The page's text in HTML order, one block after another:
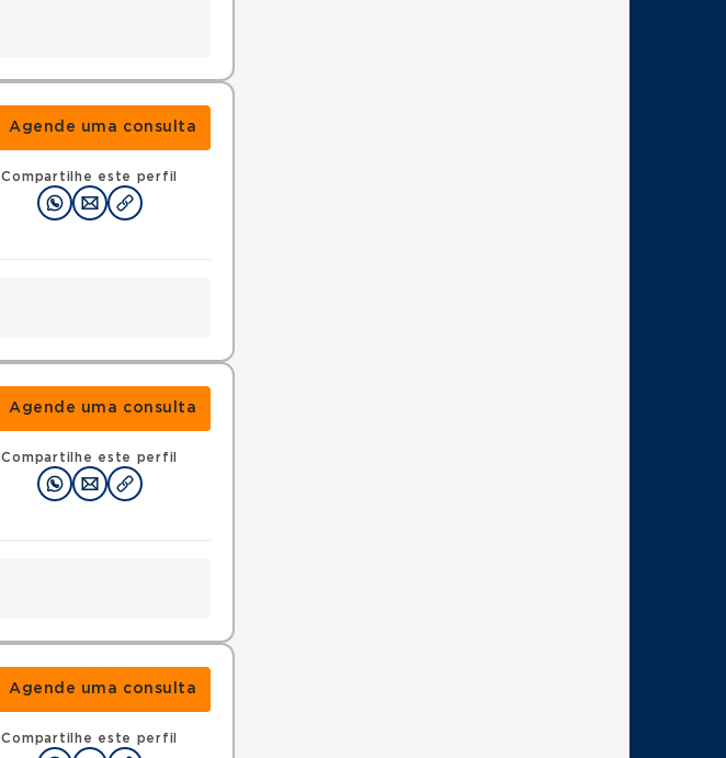
Agende uma consulta
Compartilhe este perfil
Agende uma consulta
Compartilhe este perfil
Agende uma consulta
Compartilhe este perfil